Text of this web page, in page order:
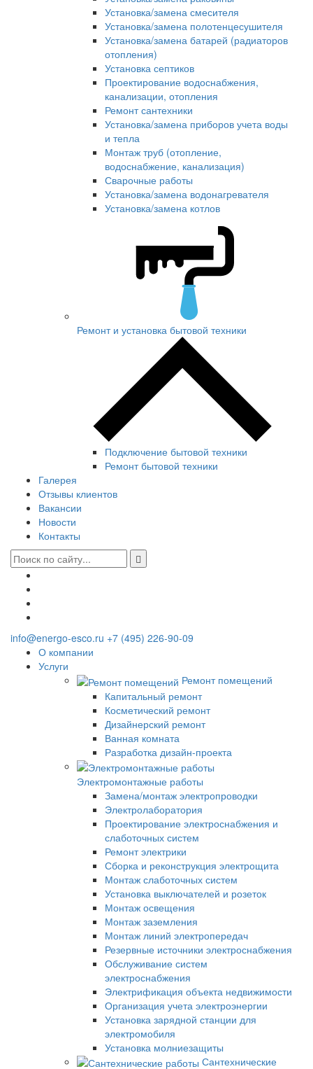
Установка/замена смесителя
Установка/замена полотенцесушителя
Установка/замена батарей (радиаторов
отопления)
Установка септиков
Проектирование водоснабжения,
канализации, отопления
Ремонт сантехники
Установка/замена приборов учета воды
и тепла
Монтаж труб (отопление,
водоснабжение, канализация)
Сварочные работы
Установка/замена водонагревателя
Установка/замена котлов
Ремонт и установка бытовой техники
Подключение бытовой техники
Ремонт бытовой техники
Галерея
Отзывы клиентов
Вакансии
Новости
Контакты
info@energo-esco.ru +7 (495) 226-90-09
О компании
Услуги
Ремонт помещений
Капитальный ремонт
Косметический ремонт
Дизайнерский ремонт
Ванная комната
Разработка дизайн-проекта
Электромонтажные работы
Замена/монтаж электропроводки
Электролаборатория
Проектирование электроснабжения и
слаботочных систем
Ремонт электрики
Сборка и реконструкция электрощита
Монтаж слаботочных систем
Установка выключателей и розеток
Монтаж освещения
Монтаж заземления
Монтаж линий электропередач
Резервные источники электроснабжения
Обслуживание систем
электроснабжения
Электрификация объекта недвижимости
Организация учета электроэнергии
Установка зарядной станции для
электромобиля
Установка молниезащиты
Сантехнические